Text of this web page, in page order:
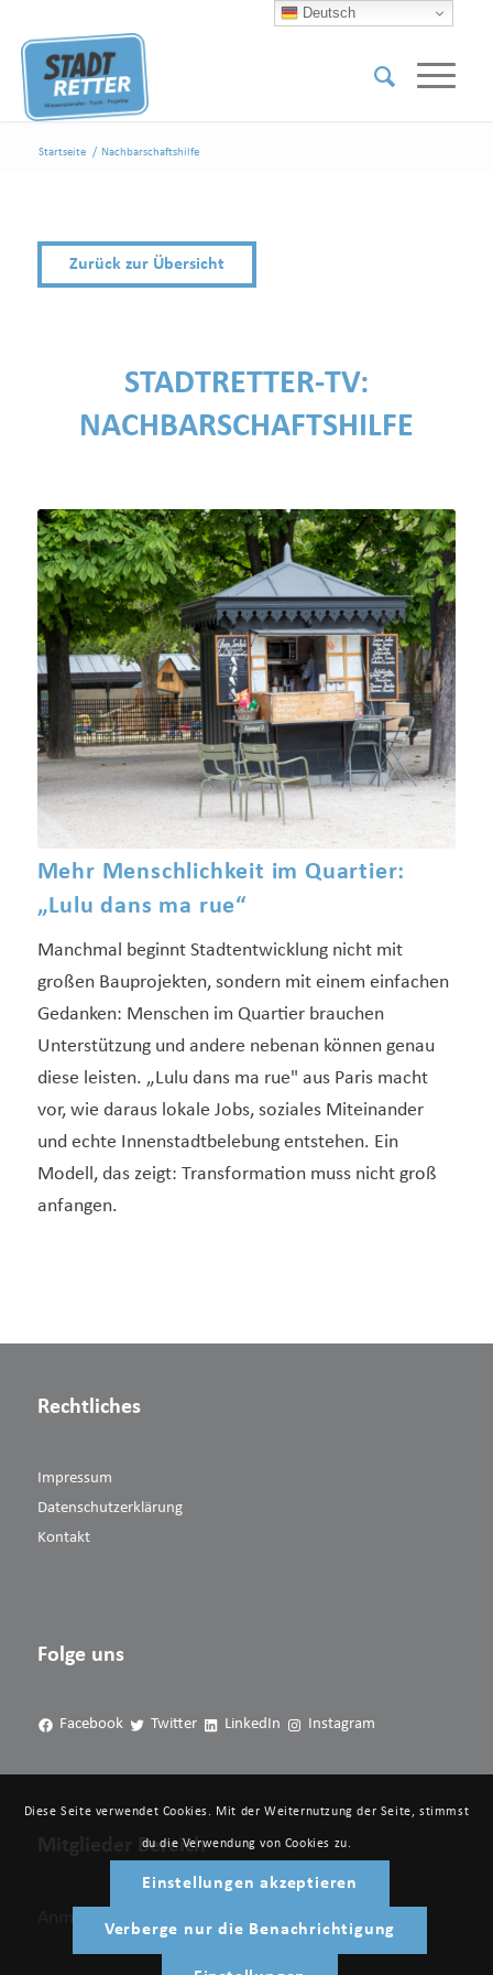
Startseite / Nachbarschaftshilfe
Zurück zur Übersicht
STADTRETTER-TV:
NACHBARSCHAFTSHILFE
Mehr Menschlichkeit im Quartier:
„Lulu dans ma rue“
Manchmal beginnt Stadtentwicklung nicht mit
großen Bauprojekten, sondern mit einem einfachen
Gedanken: Menschen im Quartier brauchen
Unterstützung und andere nebenan können genau
diese leisten. „Lulu dans ma rue" aus Paris macht
vor, wie daraus lokale Jobs, soziales Miteinander
und echte Innenstadtbelebung entstehen. Ein
Modell, das zeigt: Transformation muss nicht groß
anfangen.
Rechtliches
Impressum
Datenschutzerklärung
Kontakt
Folge uns
Facebook Twitter LinkedIn Instagram
Mitglieder Bereich
Anmelden
Diese Seite verwendet Cookies. Mit der Weiternutzung der Seite, stimmst
du die Verwendung von Cookies zu.
Einstellungen akzeptieren
Verberge nur die Benachrichtigung
Deutsch